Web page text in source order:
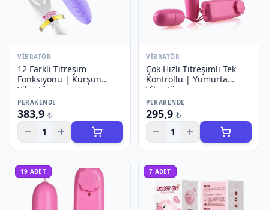
VIBRATÖR
12 Farklı Titreşim
Fonksiyonu | Kurşun
Vibratör
PERAKENDE
383,9 ₺
1
VIBRATÖR
Çok Hızlı Titreşimli Tek
Kontrollü | Yumurta
Vibratör
PERAKENDE
295,9 ₺
1
19 ADET 7 ADET